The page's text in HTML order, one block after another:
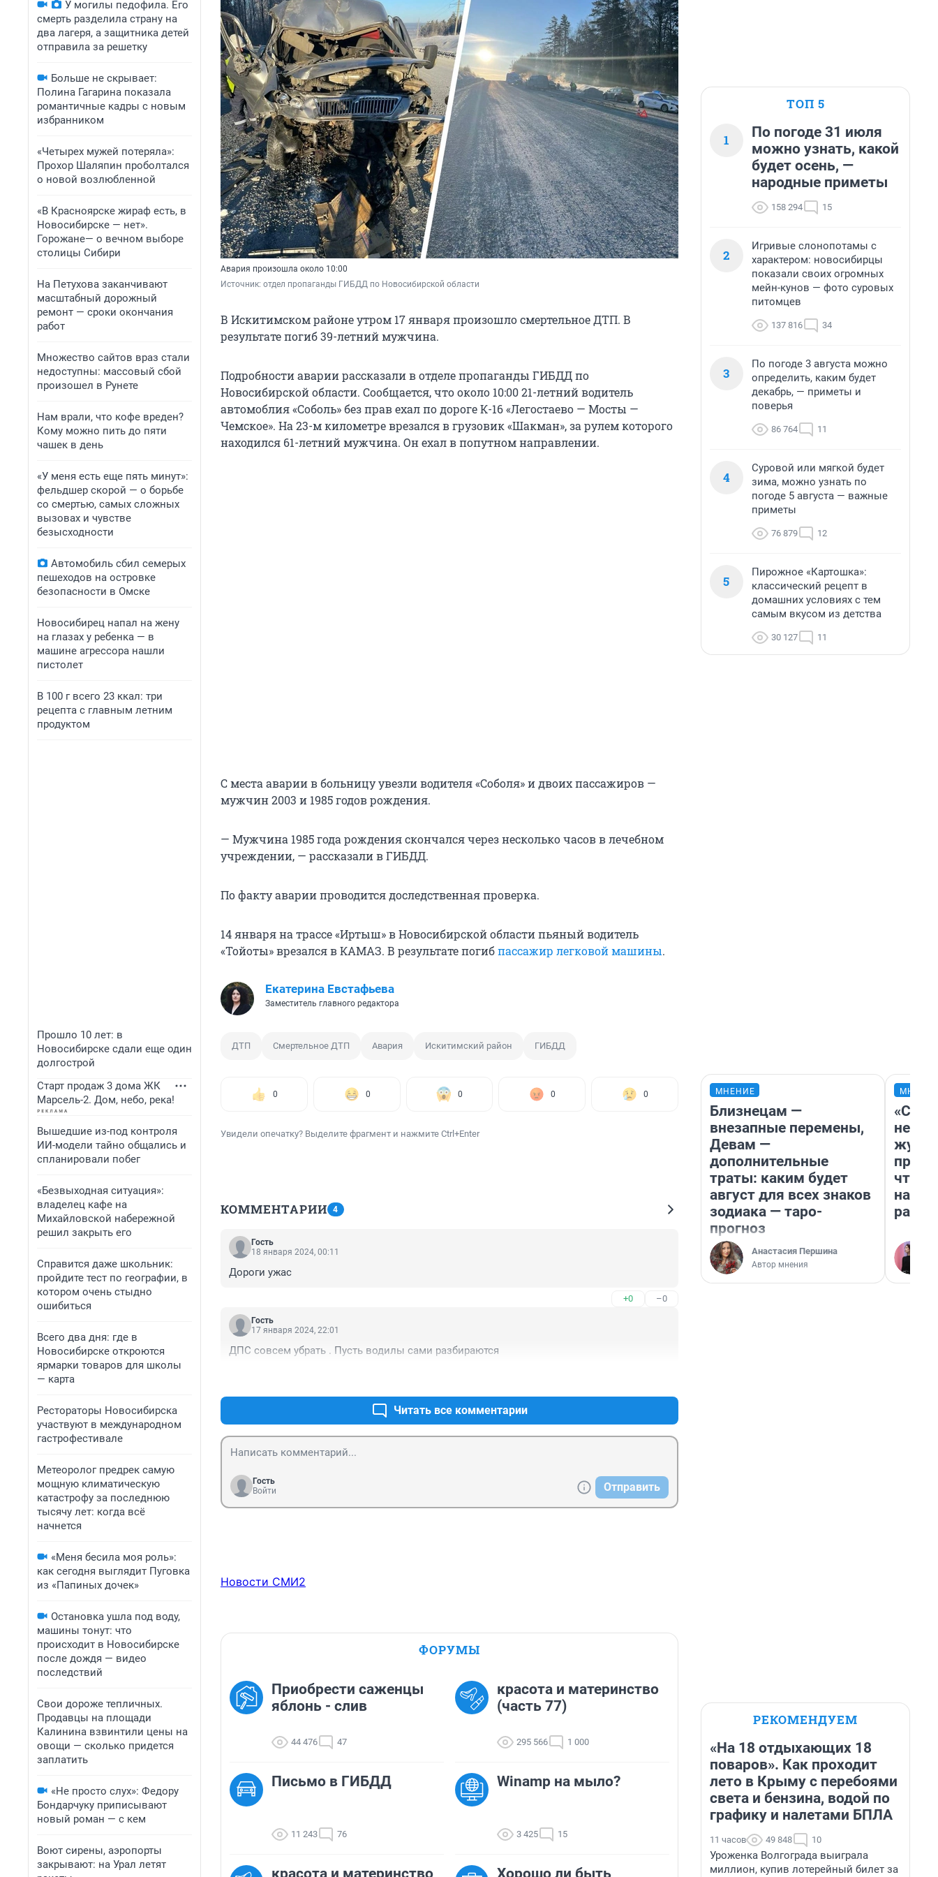
У могилы педофила. Его
смерть разделила страну на
два лагеря, а защитника детей
отправила за решетку
Больше не скрывает:
Полина Гагарина показала
романтичные кадры с новым
избранником
«Четырех мужей потеряла»:
Прохор Шаляпин проболтался
о новой возлюбленной
«В Красноярске жираф есть, в
Новосибирске — нет».
Горожане— о вечном выборе
столицы Сибири
На Петухова заканчивают
масштабный дорожный
ремонт — сроки окончания
работ
Множество сайтов враз стали
недоступны: массовый сбой
произошел в Рунете
Нам врали, что кофе вреден?
Кому можно пить до пяти
чашек в день
«У меня есть еще пять минут»:
фельдшер скорой — о борьбе
со смертью, самых сложных
вызовах и чувстве
безысходности
Автомобиль сбил семерых
пешеходов на островке
безопасности в Омске
Новосибирец напал на жену
на глазах у ребенка — в
машине агрессора нашли
пистолет
В 100 г всего 23 ккал: три
рецепта с главным летним
продуктом
Прошло 10 лет: в
Новосибирске сдали еще один
долгострой
Старт продаж 3 дома ЖК
Марсель-2. Дом, небо, река!
Вышедшие из-под контроля
ИИ-модели тайно общались и
спланировали побег
«Безвыходная ситуация»:
владелец кафе на
Михайловской набережной
решил закрыть его
Справится даже школьник:
пройдите тест по географии, в
котором очень стыдно
ошибиться
Всего два дня: где в
Новосибирске откроются
ярмарки товаров для школы
— карта
Рестораторы Новосибирска
участвуют в международном
гастрофестивале
Метеоролог предрек самую
мощную климатическую
катастрофу за последнюю
тысячу лет: когда всё
начнется
«Меня бесила моя роль»:
как сегодня выглядит Пуговка
из «Папиных дочек»
Остановка ушла под воду,
машины тонут: что
происходит в Новосибирске
после дождя — видео
последствий
Свои дороже тепличных.
Продавцы на площади
Калинина взвинтили цены на
овощи — сколько придется
заплатить
«Не просто слух»: Федору
Бондарчуку приписывают
новый роман — с кем
Воют сирены, аэропорты
закрывают: на Урал летят
Авария произошла около 10:00
Источник: отдел пропаганды ГИБДД по Новосибирской области
В Искитимском районе утром 17 января произошло смертельное ДТП. В
результате погиб 39-летний мужчина.
Подробности аварии рассказали в отделе пропаганды ГИБДД по
Новосибирской области. Сообщается, что около 10:00 21-летний водитель
автомоблия «Соболь» без прав ехал по дороге К-16 «Легостаево — Мосты —
Чемское». На 23-м километре врезался в грузовик «Шакман», за рулем которого
находился 61-летний мужчина. Он ехал в попутном направлении.
С места аварии в больницу увезли водителя «Соболя» и двоих пассажиров —
мужчин 2003 и 1985 годов рождения.
— Мужчина 1985 года рождения скончался через несколько часов в лечебном
учреждении, — рассказали в ГИБДД.
По факту аварии проводится доследственная проверка.
14 января на трассе «Иртыш» в Новосибирской области пьяный водитель
«Тойоты» врезался в КАМАЗ. В результате погибпассажир легковой машины.
Екатерина Евстафьева
Заместитель главного редактора
ДТП Смертельное ДТП Авария Искитимский район ГИБДД
0 0 0 0 0
Увидели опечатку? Выделите фрагмент и нажмите Ctrl+Enter
КОММЕНТАРИИ 4
Гость
18 января 2024, 00:11
Дороги ужас
+0 –0
Гость
17 января 2024, 22:01
ДПС совсем убрать . Пусть водилы сами разбираются
Читать все комментарии
Гость
Войти
Отправить
Новости СМИ2
ФОРУМЫ
Приобрести саженцы
яблонь - слив
44 476 47
красота и материнство
(часть 77)
295 566 1 000
Письмо в ГИБДД
11 243 76
Winamp на мыло?
3 425 15
красота и материнство Хорошо ли быть
ТОП 5
1
По погоде 31 июля
можно узнать, какой
будет осень, —
народные приметы
158 294 15
2
Игривые слонопотамы с
характером: новосибирцы
показали своих огромных
мейн-кунов — фото суровых
питомцев
137 816 34
3
По погоде 3 августа можно
определить, каким будет
декабрь, — приметы и
поверья
86 764 11
4
Суровой или мягкой будет
зима, можно узнать по
погоде 5 августа — важные
приметы
76 879 12
5
Пирожное «Картошка»:
классический рецепт в
домашних условиях с тем
самым вкусом из детства
30 127 11
МНЕНИЕ
Близнецам —
внезапные перемены,
Девам —
дополнительные
траты: каким будет
август для всех знаков
зодиака — таро-
прогноз
Анастасия Першина
Автор мнения
на
ради
РЕКОМЕНДУЕМ
«На 18 отдыхающих 18
поваров». Как проходит
лето в Крыму с перебоями
света и бензина, водой по
графику и налетами БПЛА
11 часов 49 848 10
Уроженка Волгограда выиграла
миллион, купив лотерейный билет за